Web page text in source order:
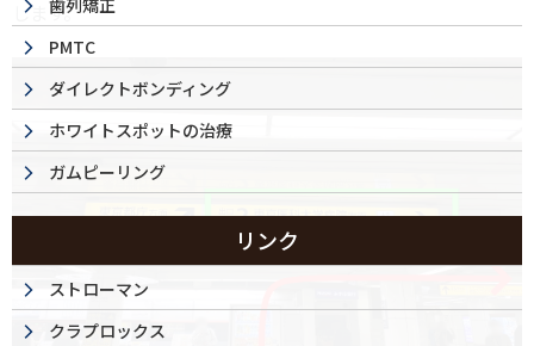
します。
歯列矯正
PMTC
ダイレクトボンディング
ホワイトスポットの治療
ガムピーリング
リンク
ストローマン
クラプロックス